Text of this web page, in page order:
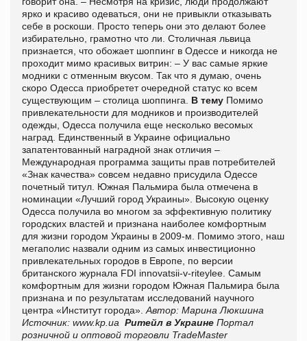
ярко и красиво одеваться, они не привыкли отказывать
себе в роскоши. Просто теперь они это делают более
избирательно, грамотно что ли. Столичная львица
признается, что обожает шоппинг в Одессе и никогда не
проходит мимо красивых витрин: – У вас самые яркие
модники с отменным вкусом. Так что я думаю, очень
скоро Одесса приобретет очередной статус ко всем
существующим – столица шоппинга. В тему Помимо
привлекательности для модников и производителей
одежды, Одесса получила еще несколько весомых
наград. Единственный в Украине официально
запатентованный наградной знак отличия –
Международная программа защиты прав потребителей
«Знак качества» совсем недавно присудила Одессе
почетный титул. Южная Пальмира была отмечена в
номинации «Лучший город Украины». Высокую оценку
Одесса получила во многом за эффективную политику
городских властей и признана наиболее комфортным
для жизни городом Украины в 2009-м. Помимо этого, наш
мегаполис назвали одним из самых инвестиционно
привлекательных городов в Европе, по версии
британского журнала FDI innovatsii-v-riteylee. Самым
комфортным для жизни городом Южная Пальмира была
признана и по результатам исследований научного
центра «Институт города». Автор: Марина Люкшина
Источник: www.kp.ua Ритейл в Украине Портал
розничной и оптовой торговли TradeMaster